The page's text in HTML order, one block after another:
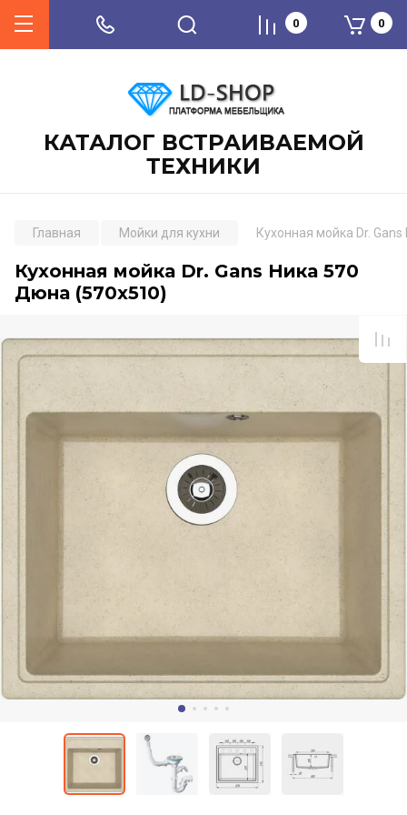
КАТАЛОГ ВСТРАИВАЕМОЙ
ТЕХНИКИ
0 0
Главная Мойки для кухни Кухонная мойка Dr.
Кухонная мойка Dr. Gans Ника 570
Дюна (570х510)